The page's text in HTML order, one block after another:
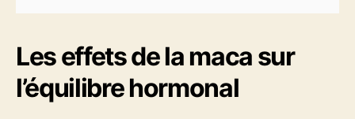
Les effets de la maca sur
l’équilibre hormonal